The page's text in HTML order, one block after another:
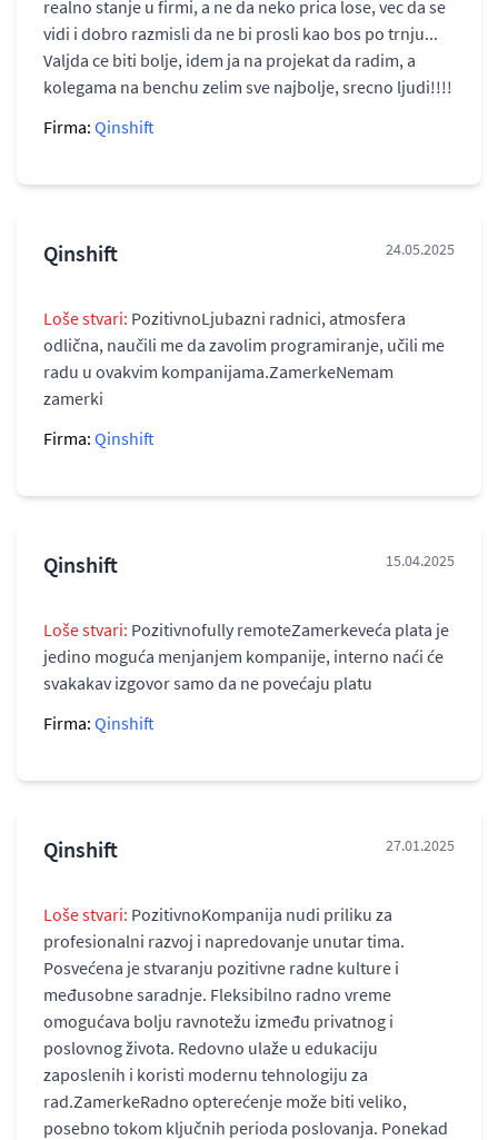
realno stanje u firmi, a ne da neko prica lose, vec da se
vidi i dobro razmisli da ne bi prosli kao bos po trnju...
Valjda ce biti bolje, idem ja na projekat da radim, a
kolegama na benchu zelim sve najbolje, srecno ljudi!!!!
Firma: Qinshift
Qinshift 24.05.2025
Loše stvari: PozitivnoLjubazni radnici, atmosfera
odlična, naučili me da zavolim programiranje, učili me
radu u ovakvim kompanijama.ZamerkeNemam
zamerki
Firma: Qinshift
Qinshift 15.04.2025
Loše stvari: Pozitivnofully remoteZamerkeveća plata je
jedino moguća menjanjem kompanije, interno naći će
svakakav izgovor samo da ne povećaju platu
Firma: Qinshift
Qinshift 27.01.2025
Loše stvari: PozitivnoKompanija nudi priliku za
profesionalni razvoj i napredovanje unutar tima.
Posvećena je stvaranju pozitivne radne kulture i
međusobne saradnje. Fleksibilno radno vreme
omogućava bolju ravnotežu između privatnog i
poslovnog života. Redovno ulaže u edukaciju
zaposlenih i koristi modernu tehnologiju za
rad.ZamerkeRadno opterećenje može biti veliko,
posebno tokom ključnih perioda poslovanja. Ponekad